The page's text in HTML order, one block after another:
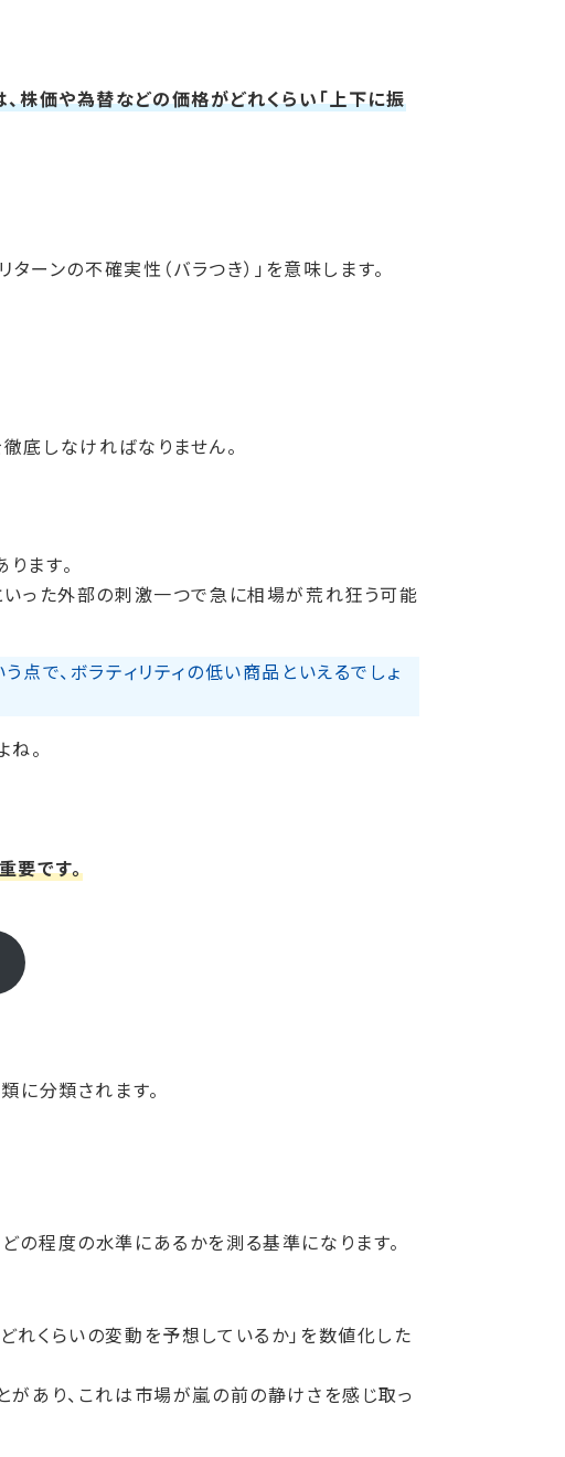
株価や為替などの価格がどれくらい「上下に振
ーンの不確実性（バラつき）」を意味します。
底しなければなりません。
ます。
った外部の刺激一つで急に相場が荒れ狂う可能
点で、ボラティリティの低い商品といえるでしょ
。
要です。
に分類されます。
の程度の水準にあるかを測る基準になります。
れくらいの変動を予想しているか」を数値化した
あり、これは市場が嵐の前の静けさを感じ取っ